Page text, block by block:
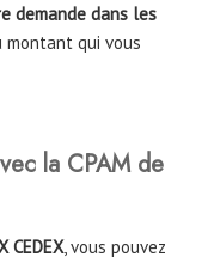
demande dans les
qui vous
la CPAM de
CEDEX, vous pouvez